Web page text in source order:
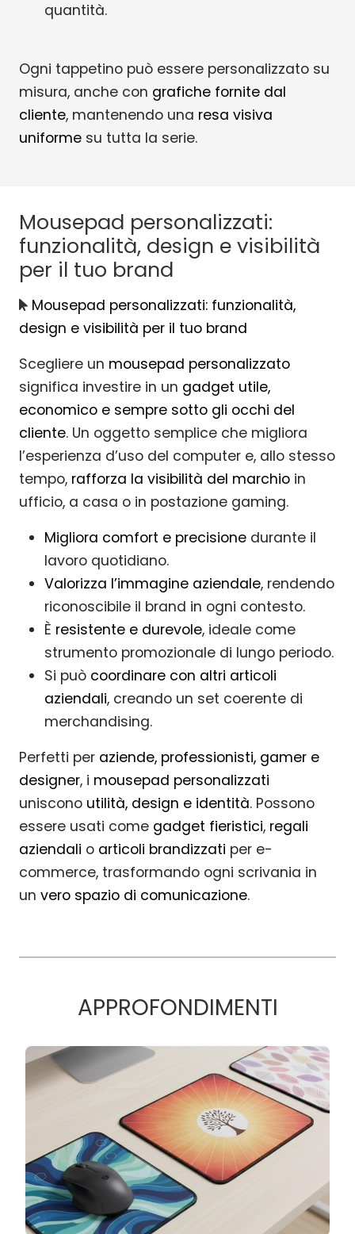
quantità.
Ogni tappetino può essere personalizzato su
misura, anche con grafiche fornite dal
cliente, mantenendo una resa visiva
uniforme su tutta la serie.
Mousepad personalizzati:
funzionalità, design e visibilità
per il tuo brand
Mousepad personalizzati: funzionalità,
design e visibilità per il tuo brand
Scegliere un mousepad personalizzato
significa investire in un gadget utile,
economico e sempre sotto gli occhi del
cliente. Un oggetto semplice che migliora
l’esperienza d’uso del computer e, allo stesso
tempo, rafforza la visibilità del marchio in
ufficio, a casa o in postazione gaming.
Migliora comfort e precisione durante il
lavoro quotidiano.
Valorizza l’immagine aziendale, rendendo
riconoscibile il brand in ogni contesto.
È resistente e durevole, ideale come
strumento promozionale di lungo periodo.
Si può coordinare con altri articoli
aziendali, creando un set coerente di
merchandising.
Perfetti per aziende, professionisti, gamer e
designer, i mousepad personalizzati
uniscono utilità, design e identità. Possono
essere usati come gadget fieristici, regali
aziendali o articoli brandizzati per e-
commerce, trasformando ogni scrivania in
un vero spazio di comunicazione.
APPROFONDIMENTI